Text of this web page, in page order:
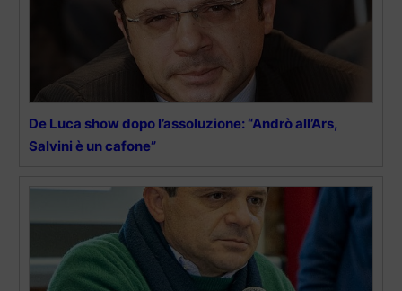
De Luca show dopo l’assoluzione: “Andrò all’Ars,
Salvini è un cafone”